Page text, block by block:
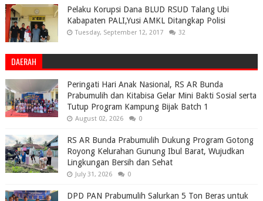
Pelaku Korupsi Dana BLUD RSUD Talang Ubi
Kabapaten PALI,Yusi AMKL Ditangkap Polisi
Tuesday, September 12, 2017 32
DAERAH
Peringati Hari Anak Nasional, RS AR Bunda
Prabumulih dan Kitabisa Gelar Mini Bakti Sosial serta
Tutup Program Kampung Bijak Batch 1
August 02, 2026 0
RS AR Bunda Prabumulih Dukung Program Gotong
Royong Kelurahan Gunung Ibul Barat, Wujudkan
Lingkungan Bersih dan Sehat
July 31, 2026 0
DPD PAN Prabumulih Salurkan 5 Ton Beras untuk